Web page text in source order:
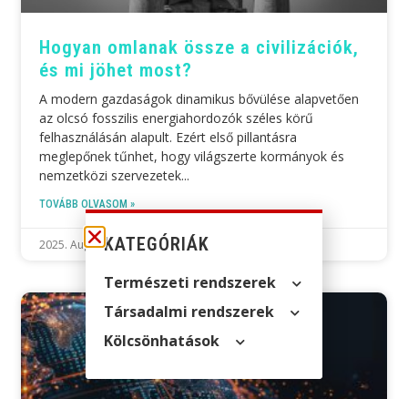
Hogyan omlanak össze a civilizációk,
és mi jöhet most?
A modern gazdaságok dinamikus bővülése alapvetően
az olcsó fosszilis energiahordozók széles körű
felhasználásán alapult. Ezért első pillantásra
meglepőnek tűnhet, hogy világszerte kormányok és
nemzetközi szervezetek
TOVÁBB OLVASOM »
2025. August 3.KATEGÓRIÁK
Természeti rendszerek
Társadalmi rendszerek
Kölcsön­hatások